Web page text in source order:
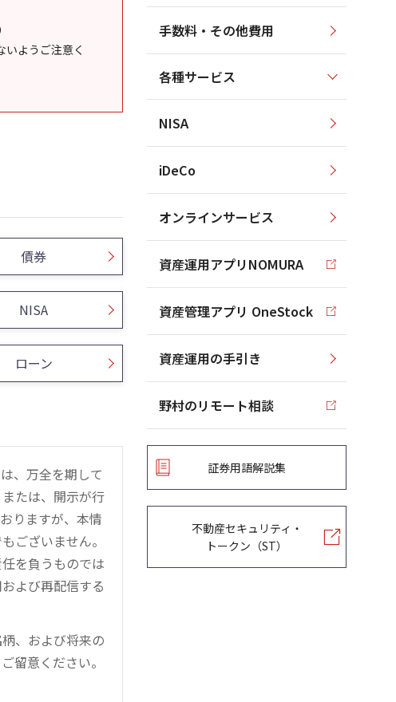
いようご注意く
債券
NISA
ローン
、万全を期して
たは、開示が行
りますが、本情
ございません。
を負うものでは
よび再配信する
、および将来の
留意ください。
手数料・その他費用
各種サービス
NISA
iDeCo
オンラインサービス
資産運用アプリNOMURA
資産管理アプリ OneStock
資産運用の手引き
野村のリモート相談
証券用語解説集
不動産セキュリティ・
トークン（ST）